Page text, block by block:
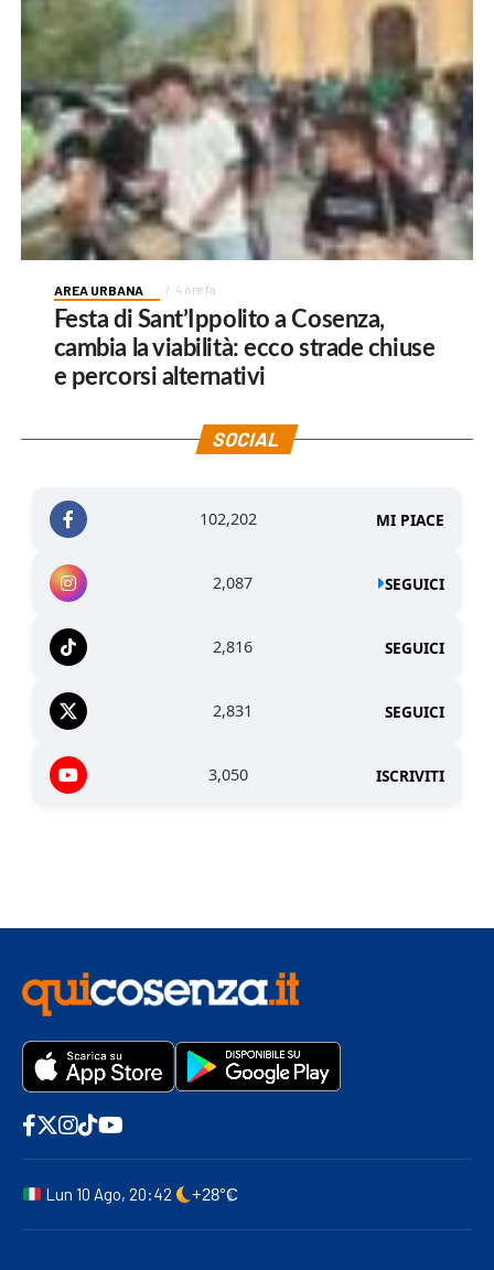
AREA URBANA 4 ore fa
Festa di Sant’Ippolito a Cosenza,
cambia la viabilità: ecco strade chiuse
e percorsi alternativi
SOCIAL
102,202 MI PIACE
2,087 SEGUICI
2,816 SEGUICI
2,831 SEGUICI
3,050 ISCRIVITI
Lun 10 Ago, 20:42 +28°C